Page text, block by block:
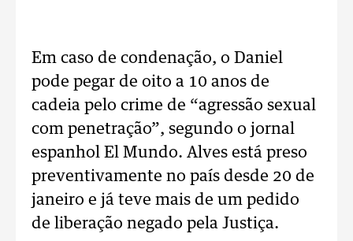
Em caso de condenação, o Daniel
pode pegar de oito a 10 anos de
cadeia pelo crime de “agressão sexual
com penetração”, segundo o jornal
espanhol El Mundo. Alves está preso
preventivamente no país desde 20 de
janeiro e já teve mais de um pedido
de liberação negado pela Justiça.